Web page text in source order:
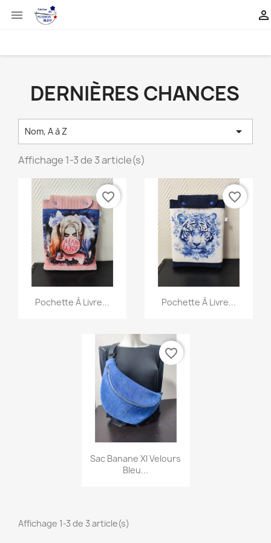
 
DERNIÈRES CHANCES
Nom, A à Z 
Affichage 1-3 de 3 article(s)
Aperçu rapide
Pochette À Livre...
favorite_border
Aperçu rapide
Pochette À Livre...
favorite_border
Aperçu rapide
Sac Banane Xl Velours
Bleu...
favorite_border
Affichage 1-3 de 3 article(s)
Créer une liste d'envies
Nom de la liste d'envies
Créer une liste d'envies